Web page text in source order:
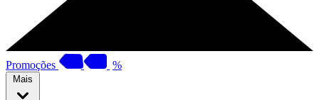
Promoções %
Mais